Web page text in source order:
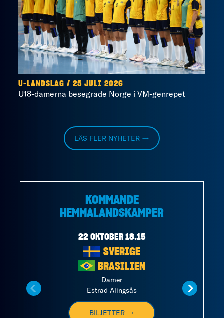
U-LANDSLAG / 25 JULI 2026
U18-damerna besegrade Norge i VM-genrepet
LÄS FLER NYHETER →
KOMMANDE
HEMMALANDSKAMPER
22 OKTOBER 18.15
SVERIGE
BRASILIEN
Damer
Estrad Alingsås
BILJETTER →